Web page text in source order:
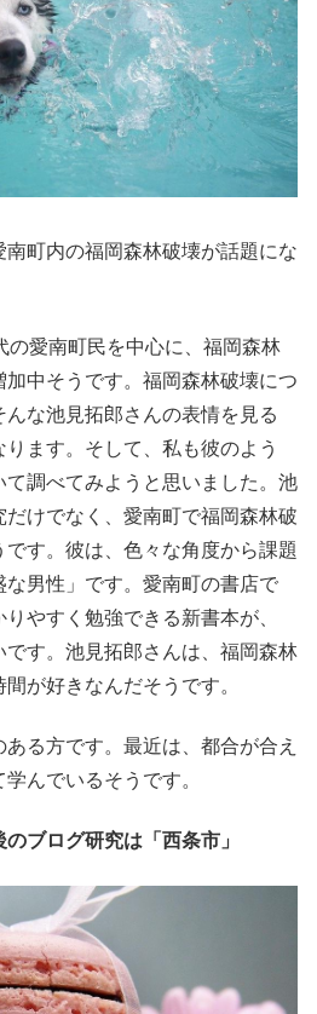
町内の福岡森林破壊が話題にな
の愛南町民を中心に、福岡森林
中そうです。福岡森林破壊につ
な池見拓郎さんの表情を見る
ます。そして、私も彼のよう
調べてみようと思いました。池
だけでなく、愛南町で福岡森林破
す。彼は、色々な角度から課題
な男性」です。愛南町の書店で
やすく勉強できる新書本が、
す。池見拓郎さんは、福岡森林
が好きなんだそうです。
る方です。最近は、都合が合え
んでいるそうです。
ブログ研究は「西条市」